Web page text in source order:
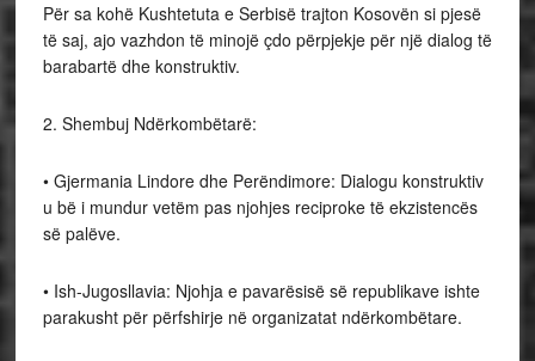
Për sa kohë Kushtetuta e Serbisë trajton Kosovën si pjesë
të saj, ajo vazhdon të minojë çdo përpjekje për një dialog të
barabartë dhe konstruktiv.
2. Shembuj Ndërkombëtarë:
• Gjermania Lindore dhe Perëndimore: Dialogu konstruktiv
u bë i mundur vetëm pas njohjes reciproke të ekzistencës
së palëve.
• Ish-Jugosllavia: Njohja e pavarësisë së republikave ishte
parakusht për përfshirje në organizatat ndërkombëtare.